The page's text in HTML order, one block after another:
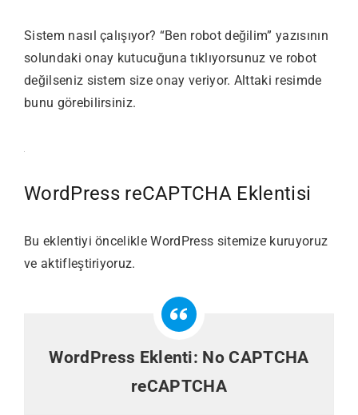
Sistem nasıl çalışıyor? “Ben robot değilim” yazısının
solundaki onay kutucuğuna tıklıyorsunuz ve robot
değilseniz sistem size onay veriyor. Alttaki resimde
bunu görebilirsiniz.
WordPress reCAPTCHA Eklentisi
Bu eklentiyi öncelikle WordPress sitemize kuruyoruz
ve aktifleştiriyoruz.
WordPress Eklenti: No CAPTCHA
reCAPTCHA